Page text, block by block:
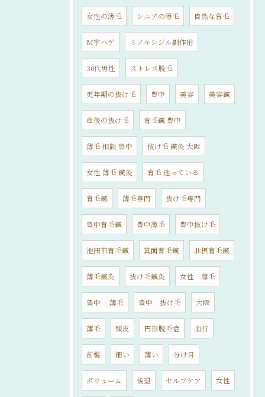
女性の薄毛 シニアの薄毛 自然な育毛
M字ハゲ ミノキシジル副作用
30代男性 ストレス脱毛
更年期の抜け毛 豊中 美容 美容鍼
産後の抜け毛 育毛鍼 豊中
薄毛 相談 豊中 抜け毛 鍼灸 大阪
女性 薄毛 鍼灸 育毛 迷っている
育毛鍼 薄毛専門 抜け毛専門
豊中育毛鍼 豊中薄毛 豊中抜け毛
池田市育毛鍼 箕面育毛鍼 北摂育毛鍼
薄毛鍼灸 抜け毛鍼灸 女性 薄毛
豊中 薄毛 豊中 抜け毛 大阪
薄毛 頭皮 円形脱毛症 血行
前髪 細い 薄い 分け目
ボリューム 後退 セルフケア 女性